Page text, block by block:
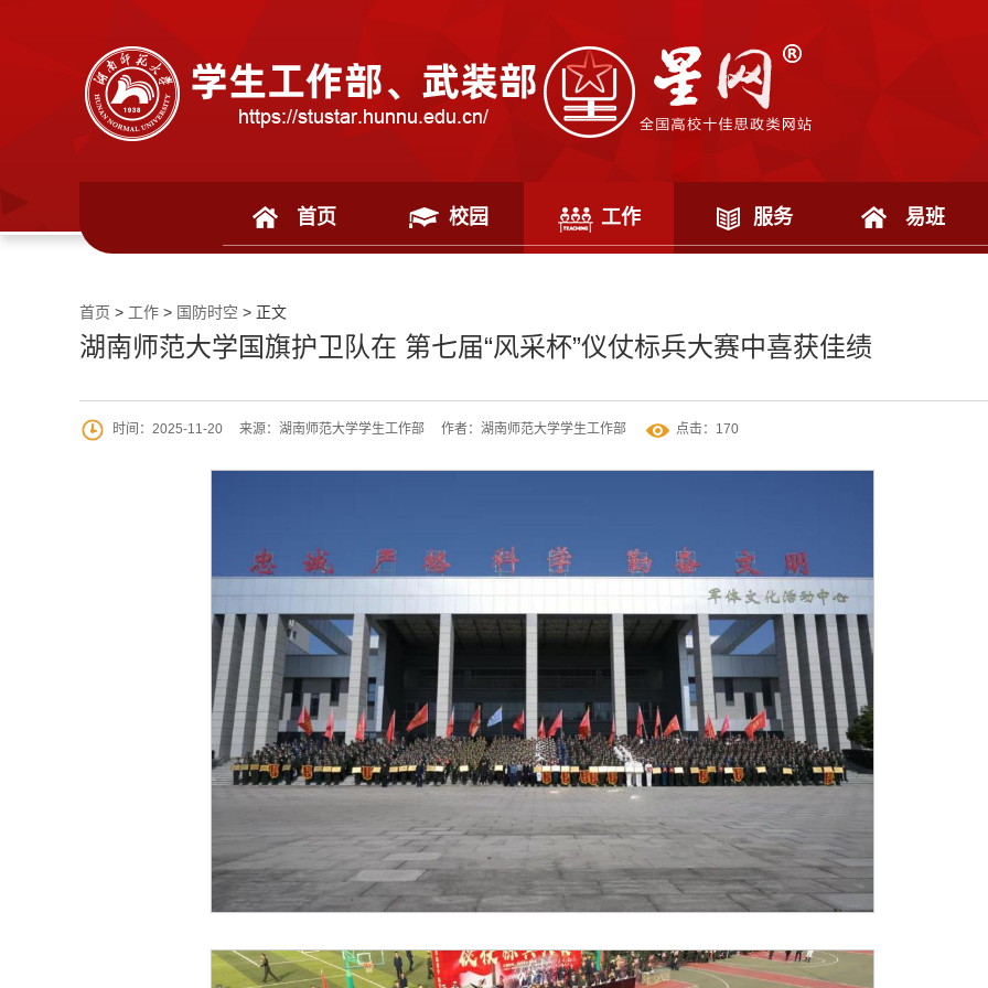
首页 校园 工作 服务 易班
首页 > 工作 > 国防时空 > 正文
湖南师范大学国旗护卫队在 第七届“风采杯”仪仗标兵大赛中喜获佳绩
时间：2025-11-20 来源：湖南师范大学学生工作部 作者：湖南师范大学学生工作部 点击： 170